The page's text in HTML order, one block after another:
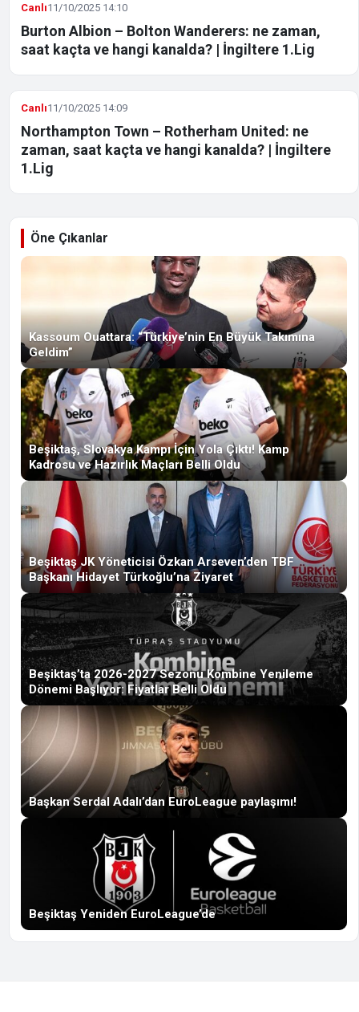
Canlı11/10/2025 14:10
Burton Albion – Bolton Wanderers: ne zaman,
saat kaçta ve hangi kanalda? | İngiltere 1.Lig
Canlı11/10/2025 14:09
Northampton Town – Rotherham United: ne
zaman, saat kaçta ve hangi kanalda? | İngiltere
1.Lig
Öne Çıkanlar
Kassoum Ouattara: “Türkiye’nin En Büyük Takımına
Geldim”
Beşiktaş, Slovakya Kampı İçin Yola Çıktı! Kamp
Kadrosu ve Hazırlık Maçları Belli Oldu
Beşiktaş JK Yöneticisi Özkan Arseven’den TBF
Başkanı Hidayet Türkoğlu’na Ziyaret
Beşiktaş’ta 2026-2027 Sezonu Kombine Yenileme
Dönemi Başlıyor: Fiyatlar Belli Oldu
Başkan Serdal Adalı’dan EuroLeague paylaşımı!
Beşiktaş Yeniden EuroLeague’de